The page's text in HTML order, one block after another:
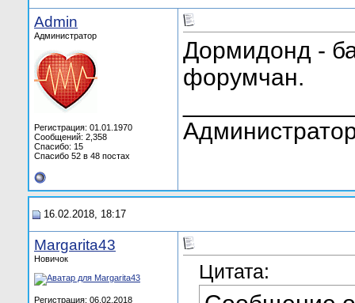
Admin
Администратор
Регистрация: 01.01.1970
Сообщений: 2,358
Спасибо: 15
Спасибо 52 в 48 постах
Дормидонд -
форумчан.
16.02.2018, 18:17
Margarita43
Новичок
Регистрация: 06.02.2018
Цитата: